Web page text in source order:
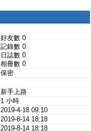
好友數 0
記錄數 0
日誌數 0
相冊數 0
保密
新手上路
1 小時
2019-4-18 09:10
2019-8-14 18:18
2019-8-14 18:18